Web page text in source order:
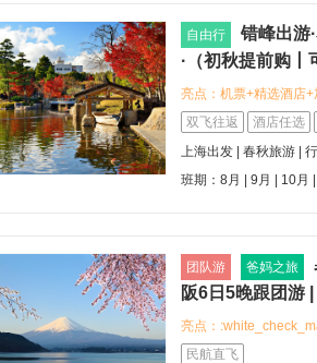
自由行
错峰出游
·（初秋提前购丨
亮点：机票+精选酒店
:hotel:MYSTAYS名古
Nishiki）
名古屋电视塔
双飞往返 酒店任选
上海出发 | 春秋旅游 |
班期：8月 | 9月 | 10月 |
团队游 爸妈之旅
阪6日5晚跟团游
+一晚网评五钻
件托运行李额 支
亮点：
（东方航空往返） 座
民航直飞